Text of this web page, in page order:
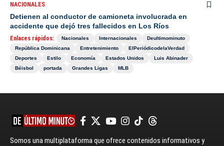
NACIONALES
Detienen al conductor de camioneta involucrada en
accidente que dejó tres fallecidos en Los Ríos
Enlaces rápidos: Nacionales Internacionales
Deultimominuto
República Dominicana
Entretenimiento
ElPeriódicodelaVerdad
Deportes
Estilo Economía Estados Unidos
Luis Abinader
Béisbol
portada Grandes Ligas MLB
Somos una multiplataforma que ofrece contenidos informativos y